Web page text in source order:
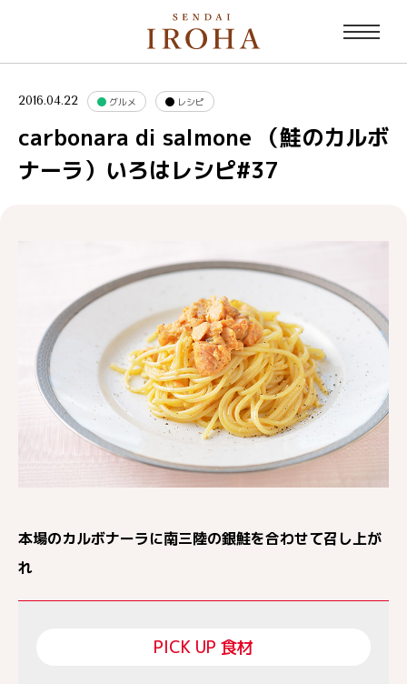
2016.04.22 グルメ レシピ
carbonara di salmone （鮭のカルボ
ナーラ）いろはレシピ#37
本場のカルボナーラに南三陸の銀鮭を合わせて召し上が
れ
PICK UP 食材